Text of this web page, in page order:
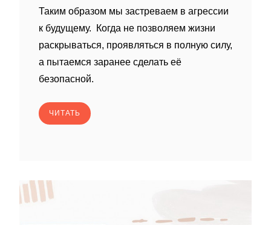
Таким образом мы застреваем в агрессии
к будущему. Когда не позволяем жизни
раскрываться, проявляться в полную силу,
а пытаемся заранее сделать её
безопасной.
ЧИТАТЬ